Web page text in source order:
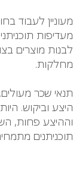
מעוניין לעבוד
לבנות מוצרים
מחלקות.
תנאי שכר
וההיצע פחות,
תוכניתנים